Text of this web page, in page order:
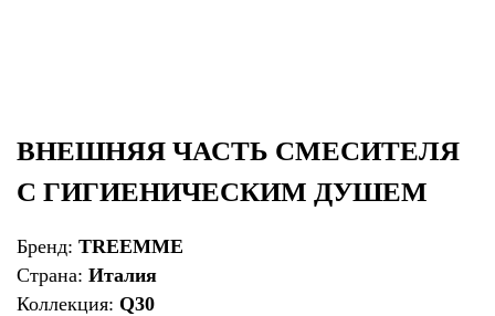
ВНЕШНЯЯ ЧАСТЬ СМЕСИТЕЛЯ
С ГИГИЕНИЧЕСКИМ ДУШЕМ
Бренд: TREEMME
Страна: Италия
Коллекция: Q30